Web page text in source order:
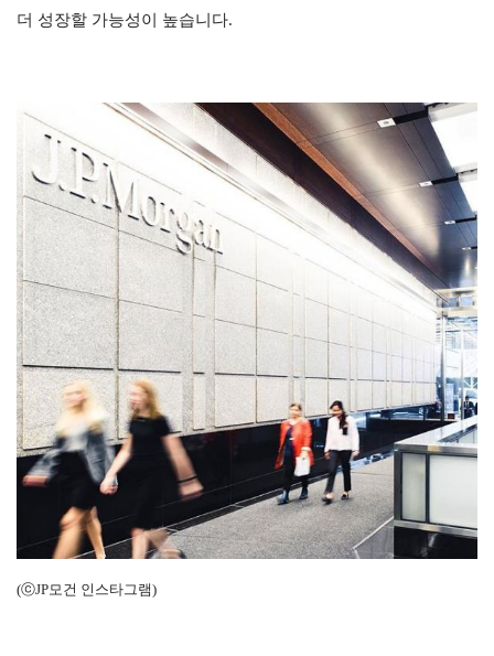
더 성장할 가능성이 높습니다.
(ⓒJP모건 인스타그램)